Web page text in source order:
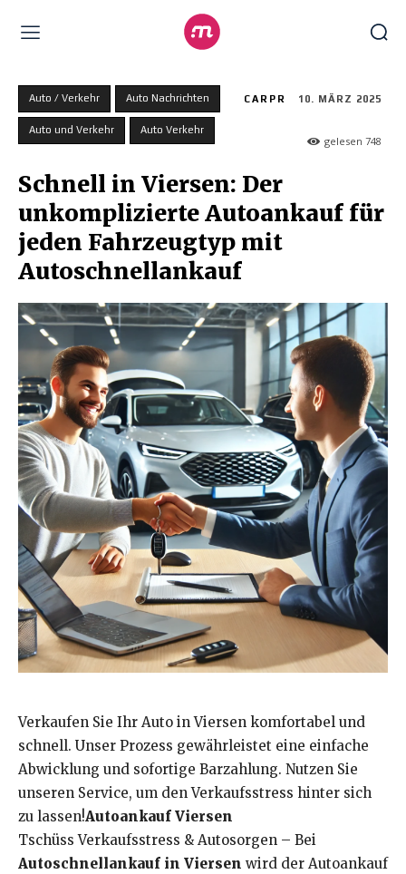
Auto / Verkehr Auto Nachrichten
Auto und Verkehr Auto Verkehr
CARPR 10. MÄRZ 2025
gelesen748
Schnell in Viersen: Der
unkomplizierte Autoankauf für
jeden Fahrzeugtyp mit
Autoschnellankauf
Verkaufen Sie Ihr Auto in Viersen komfortabel und
schnell. Unser Prozess gewährleistet eine einfache
Abwicklung und sofortige Barzahlung. Nutzen Sie
unseren Service, um den Verkaufsstress hinter sich
zu lassen!Autoankauf Viersen
Tschüss Verkaufsstress & Autosorgen – Bei
Autoschnellankauf in Viersen wird der Autoankauf